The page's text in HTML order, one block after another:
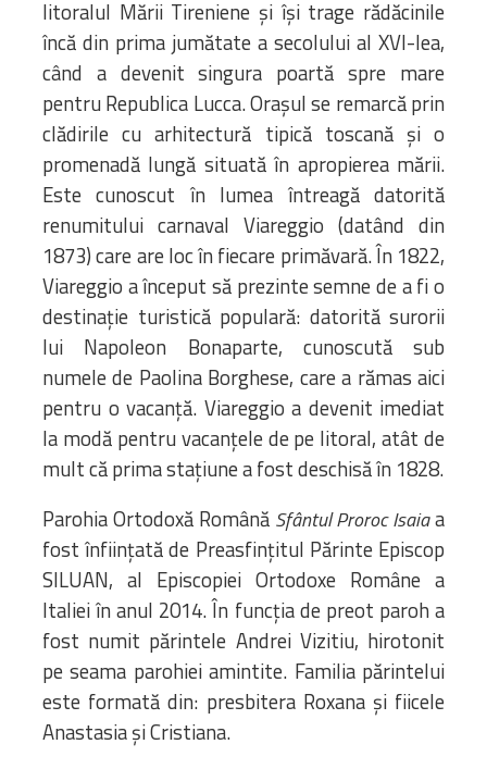
CSDE
Cuvântul Episcopului
Lectura Lunii
Prezentarea
Parohiilor
CONTACT
litoralul Mării Tireniene și își trage rădăcinile
încă din prima jumătate a secolului al XVI-lea,
când a devenit singura poartă spre mare
pentru Republica Lucca. Orașul se remarcă prin
clădirile cu arhitectură tipică toscană și o
promenadă lungă situată în apropierea mării.
Este cunoscut în lumea întreagă datorită
renumitului carnaval Viareggio (datând din
1873) care are loc în fiecare primăvară. În 1822,
Viareggio a început să prezinte semne de a fi o
destinație turistică populară: datorită surorii
lui Napoleon Bonaparte, cunoscută sub
numele de Paolina Borghese, care a rămas aici
pentru o vacanță. Viareggio a devenit imediat
la modă pentru vacanțele de pe litoral, atât de
mult că prima stațiune a fost deschisă în 1828.
Parohia Ortodoxă Română Sfântul Proroc Isaiaa
fost înființată de Preasfințitul Părinte Episcop
SILUAN, al Episcopiei Ortodoxe Române a
Italiei în anul 2014. În funcția de preot paroh a
fost numit părintele Andrei Vizitiu, hirotonit
pe seama parohiei amintite. Familia părintelui
este formată din: presbitera Roxana și fiicele
Anastasia și Cristiana.